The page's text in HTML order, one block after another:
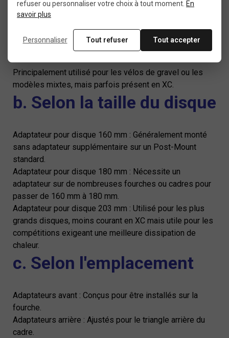
Plus rare sur les modèles récents de VTT XC.
Flat-Mount à Post-Mount (PM)
Principalement utilisé pour les vélos de gravel ou les
modèles mixtes, mais parfois présent en XC.
b. Selon la taille du disque
Adaptateur pour disque 160 mm : Généralement monté
sans adaptateur supplémentaire sur un Post-Mount
standard.
Adaptateur pour disque 180 mm : Nécessite un
adaptateur sur de nombreuses fourches ou cadres pour
passer de 160 mm à 180 mm.
Adaptateur pour disque 203 mm : Utilisé pour les plus
grands disques, moins courant en XC mais utile pour les
compétitions exigeant une meilleure dissipation de
chaleur.
c. Selon l'emplacement
Adaptateurs avant : Conçus pour être installés sur la
fourche.
Adaptateurs arrière : Ajustés pour le triangle arrière du
cadre.
refuser ou personnaliser votre choix à tout moment. En
savoir plus
Personnaliser Tout refuser Tout accepter